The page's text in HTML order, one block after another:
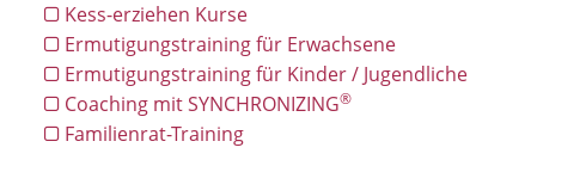
Kess-erziehen Kurse
Ermutigungstraining für Erwachsene
Ermutigungstraining für Kinder / Jugendliche
Coaching mit SYNCHRONIZING®
Familienrat-Training